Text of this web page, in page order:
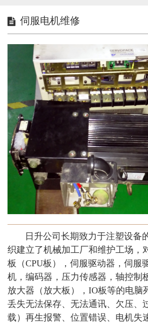
伺服电机维修
日升公司长期致力于注塑设备
织建立了机械加工厂和维护工场，
板（CPU板），伺服驱动器，伺服
机，编码器，压力传感器，轴控制
放大器（放大板），IO板等的电脑
丢失无法保存、无法通讯、欠压、
载）再生报警、位置错误、电机失